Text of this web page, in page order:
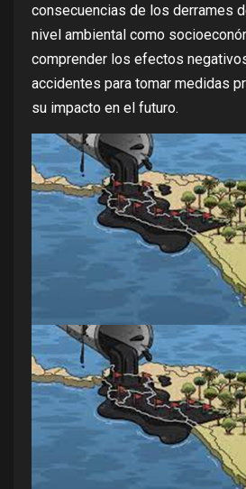
consecuencias de los derrames
nivel ambiental como
comprender los efectos
accidentes para tomar medidas
su impacto en el futuro.